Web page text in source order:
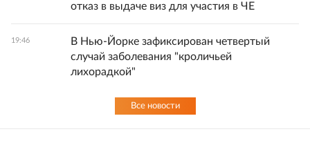
отказ в выдаче виз для участия в ЧЕ
19:46
В Нью-Йорке зафиксирован четвертый
случай заболевания "кроличьей
лихорадкой"
Все новости